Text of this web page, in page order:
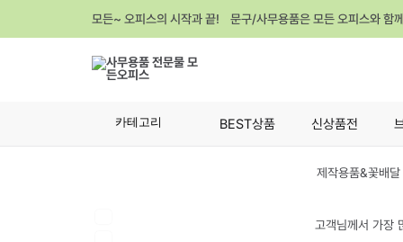
모든~ 오피스의 시작과 끝! 문구/사무용품은 모든 오피스와 함
카테고리 BEST상품 신상품전
제작용품&꽃배
고객님께서 가장